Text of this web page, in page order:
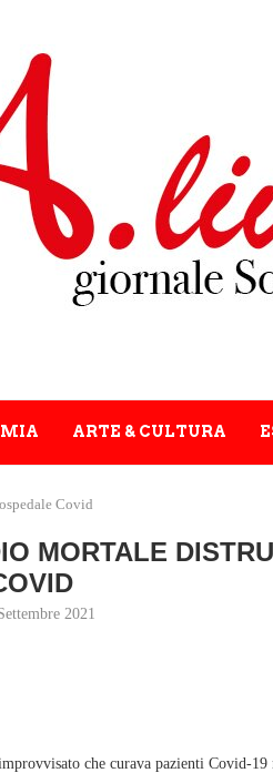
ARTE & CULTURA
Covid
MORTALE
2021
che curava pazienti Covid-19